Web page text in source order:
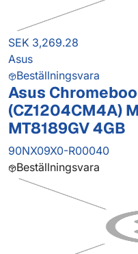
SEK 3,269.28
Asus
Beställningsvara
Asus
(CZ1204CM4A)
MT8189GV 4GB
90NX09X0-R00040
Beställningsvara